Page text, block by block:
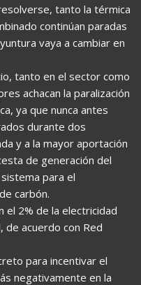
tanto la térmica
continúan paradas
vaya a cambiar en
tanto en el sector como
achacan la paralización
ya que nunca antes
durante dos
y a la mayor aportación
de generación del
para el
carbón.
el 2% de la electricidad
de acuerdo con Red
para incentivar el
negativamente en la